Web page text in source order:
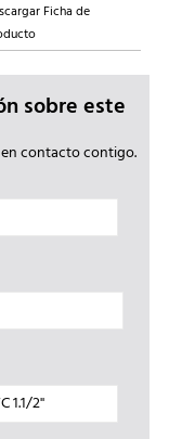
Ficha de
sobre este
contacto contigo.